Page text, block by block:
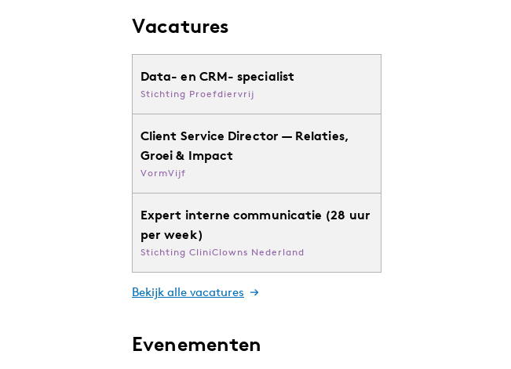
Vacatures
Data- en CRM- specialist
Stichting Proefdiervrij
Client Service Director — Relaties,
Groei & Impact
VormVijf
Expert interne communicatie (28 uur
per week)
Stichting CliniClowns Nederland
Bekijk alle vacatures
Evenementen